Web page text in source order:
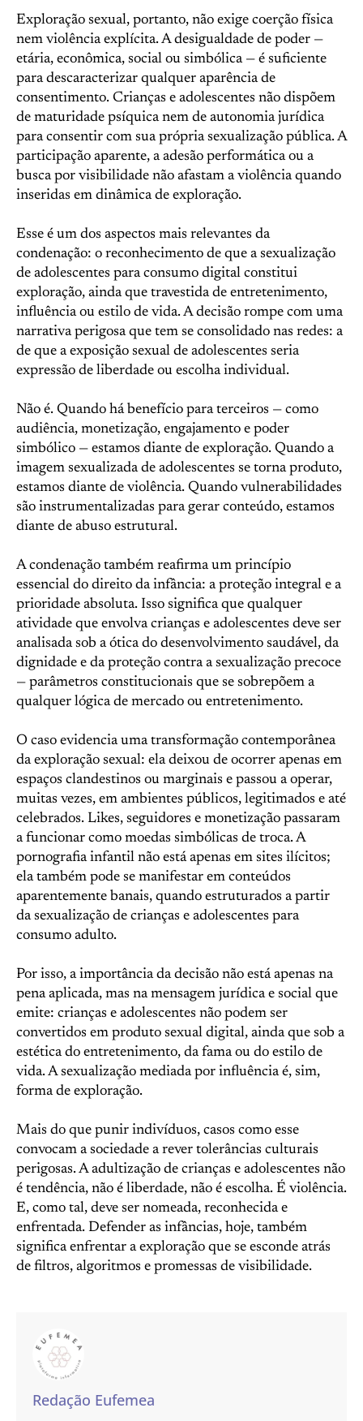
Exploração sexual, portanto, não exige coerção física
nem violência explícita. A desigualdade de poder —
etária, econômica, social ou simbólica — é suficiente
para descaracterizar qualquer aparência de
consentimento. Crianças e adolescentes não dispõem
de maturidade psíquica nem de autonomia jurídica
para consentir com sua própria sexualização pública. A
participação aparente, a adesão performática ou a
busca por visibilidade não afastam a violência quando
inseridas em dinâmica de exploração.
Esse é um dos aspectos mais relevantes da
condenação: o reconhecimento de que a sexualização
de adolescentes para consumo digital constitui
exploração, ainda que travestida de entretenimento,
influência ou estilo de vida. A decisão rompe com uma
narrativa perigosa que tem se consolidado nas redes: a
de que a exposição sexual de adolescentes seria
expressão de liberdade ou escolha individual.
Não é. Quando há benefício para terceiros — como
audiência, monetização, engajamento e poder
simbólico — estamos diante de exploração. Quando a
imagem sexualizada de adolescentes se torna produto,
estamos diante de violência. Quando vulnerabilidades
são instrumentalizadas para gerar conteúdo, estamos
diante de abuso estrutural.
A condenação também reafirma um princípio
essencial do direito da infância: a proteção integral e a
prioridade absoluta. Isso significa que qualquer
atividade que envolva crianças e adolescentes deve ser
analisada sob a ótica do desenvolvimento saudável, da
dignidade e da proteção contra a sexualização precoce
— parâmetros constitucionais que se sobrepõem a
qualquer lógica de mercado ou entretenimento.
O caso evidencia uma transformação contemporânea
da exploração sexual: ela deixou de ocorrer apenas em
espaços clandestinos ou marginais e passou a operar,
muitas vezes, em ambientes públicos, legitimados e até
celebrados. Likes, seguidores e monetização passaram
a funcionar como moedas simbólicas de troca. A
pornografia infantil não está apenas em sites ilícitos;
ela também pode se manifestar em conteúdos
aparentemente banais, quando estruturados a partir
da sexualização de crianças e adolescentes para
consumo adulto.
Por isso, a importância da decisão não está apenas na
pena aplicada, mas na mensagem jurídica e social que
emite: crianças e adolescentes não podem ser
convertidos em produto sexual digital, ainda que sob a
estética do entretenimento, da fama ou do estilo de
vida. A sexualização mediada por influência é, sim,
forma de exploração.
Mais do que punir indivíduos, casos como esse
convocam a sociedade a rever tolerâncias culturais
perigosas. A adultização de crianças e adolescentes não
é tendência, não é liberdade, não é escolha. É violência.
E, como tal, deve ser nomeada, reconhecida e
enfrentada. Defender as infâncias, hoje, também
significa enfrentar a exploração que se esconde atrás
de filtros, algoritmos e promessas de visibilidade.
Redação Eufemea